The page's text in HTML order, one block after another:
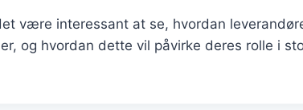
være interessant at se, hvordan
og hvordan dette vil påvirke deres rolle i